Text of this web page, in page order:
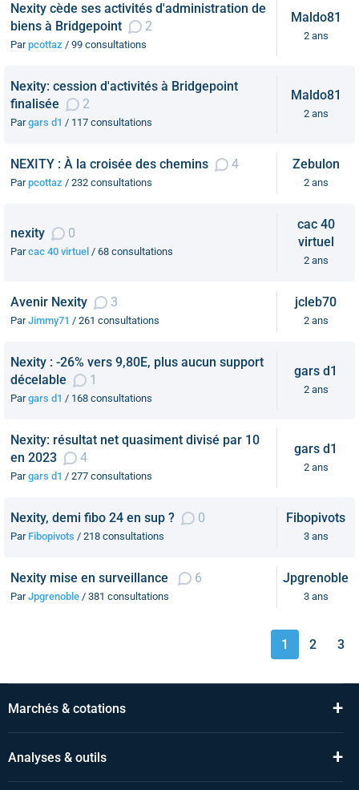
Nexity cède ses activités d'administration de
biens à Bridgepoint
2
Parpcottaz / 99 consultations
Maldo81
2 ans
Nexity: cession d'activités à Bridgepoint
finalisée
2
Pargars d1 / 117 consultations
Maldo81
2 ans
NEXITY : À la croisée des chemins 4
Parpcottaz / 232 consultations
Zebulon
2 ans
nexity 0
Parcac 40 virtuel / 68 consultations
cac 40
virtuel
2 ans
Avenir Nexity 3
ParJimmy71 / 261 consultations
jcleb70
2 ans
Nexity : -26% vers 9,80E, plus aucun support
décelable
1
Pargars d1 / 168 consultations
gars d1
2 ans
Nexity: résultat net quasiment divisé par 10
en 2023
4
Pargars d1 / 277 consultations
gars d1
2 ans
Nexity, demi fibo 24 en sup ? 0
Par Fibopivots / 218 consultations
Fibopivots
3 ans
Nexity mise en surveillance 6
ParJpgrenoble / 381 consultations
Jpgrenoble
3 ans
1 2 3
Marchés & cotations +
Analyses & outils +